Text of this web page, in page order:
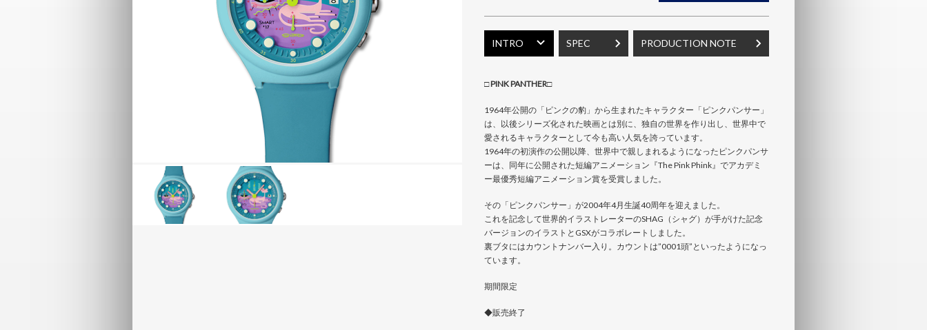
INTRO SPEC PRODUCTION NOTE
□PINK PANTHER□
1964年公開の「ピンクの豹」から生まれたキャラクター「ピンクパンサー」
は、以後シリーズ化された映画とは別に、独自の世界を作り出し、世界中で
愛されるキャラクターとして今も高い人気を誇っています。
1964年の初演作の公開以降、世界中で親しまれるようになったピンクパンサ
ーは、同年に公開された短編アニメーション『The Pink Phink』でアカデミ
ー最優秀短編アニメーション賞を受賞しました。
その「ピンクパンサー」が2004年4月生誕40周年を迎えました。
これを記念して世界的イラストレーターのSHAG（シャグ）が手がけた記念
バージョンのイラストとGSXがコラボレートしました。
裏ブタにはカウントナンバー入り。カウントは”0001頭”といったようになっ
ています。
期間限定
◆販売終了